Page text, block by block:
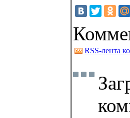
RSS-лента